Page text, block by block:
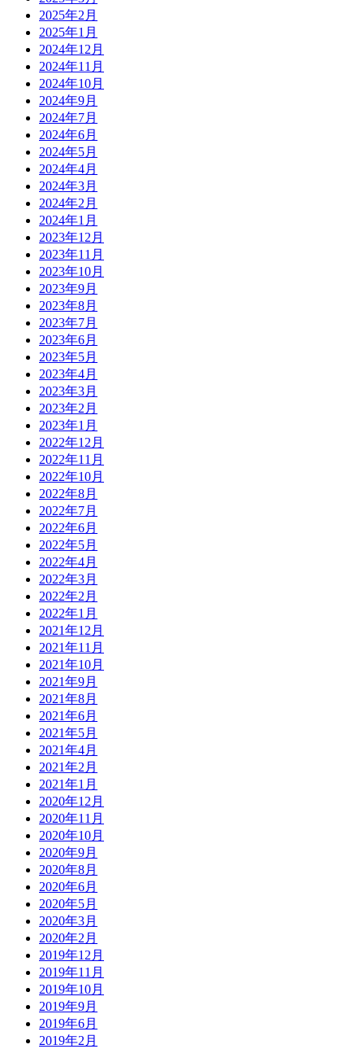
2025年2月
2025年1月
2024年12月
2024年11月
2024年10月
2024年9月
2024年7月
2024年6月
2024年5月
2024年4月
2024年3月
2024年2月
2024年1月
2023年12月
2023年11月
2023年10月
2023年9月
2023年8月
2023年7月
2023年6月
2023年5月
2023年4月
2023年3月
2023年2月
2023年1月
2022年12月
2022年11月
2022年10月
2022年8月
2022年7月
2022年6月
2022年5月
2022年4月
2022年3月
2022年2月
2022年1月
2021年12月
2021年11月
2021年10月
2021年9月
2021年8月
2021年6月
2021年5月
2021年4月
2021年2月
2021年1月
2020年12月
2020年11月
2020年10月
2020年9月
2020年8月
2020年6月
2020年5月
2020年3月
2020年2月
2019年12月
2019年11月
2019年10月
2019年9月
2019年6月
2019年2月